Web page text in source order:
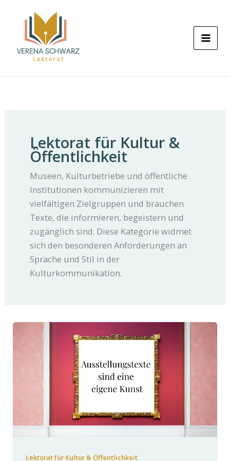
springen
Lektorat für Kultur &
Öffentlichkeit
Museen, Kulturbetriebe und öffentliche
Institutionen kommunizieren mit
vielfältigen Zielgruppen und brauchen
Texte, die informieren, begeistern und
zugänglich sind. Diese Kategorie widmet
sich den besonderen Anforderungen an
Sprache und Stil in der
Kulturkommunikation.
Lektorat für Kultur & Öffentlichkeit